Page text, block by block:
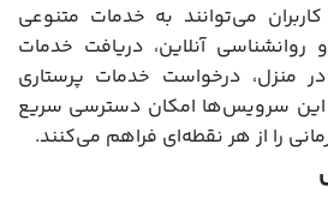
می‌توانند به خدمات متنوعی
آنلاین، دریافت خدمات
در منزل، درخواست خدمات پرستاری
سرویس‌ها امکان دسترسی سریع
را از هر نقطه‌ای فراهم می‌کنند.